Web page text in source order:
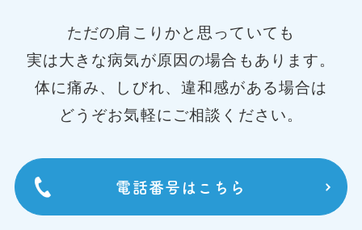
ただの肩こりかと思っていても
実は大きな病気が原因の場合もあります。
体に痛み、しびれ、違和感がある場合は
どうぞお気軽にご相談ください。
電話番号はこちら